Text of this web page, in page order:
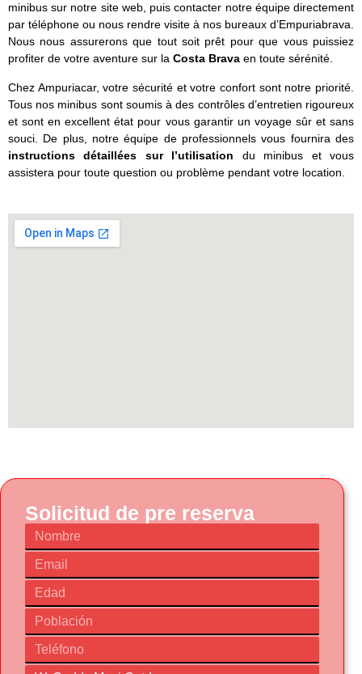
minibus sur notre site web, puis contacter notre équipe directement
par téléphone ou nous rendre visite à nos bureaux d’Empuriabrava.
Nous nous assurerons que tout soit prêt pour que vous puissiez
profiter de votre aventure sur la Costa Brava en toute sérénité.
Chez Ampuriacar, votre sécurité et votre confort sont notre priorité.
Tous nos minibus sont soumis à des contrôles d’entretien rigoureux
et sont en excellent état pour vous garantir un voyage sûr et sans
souci. De plus, notre équipe de professionnels vous fournira des
instructions détaillées sur l’utilisation du minibus et vous
assistera pour toute question ou problème pendant votre location.
Solicitud de pre reserva